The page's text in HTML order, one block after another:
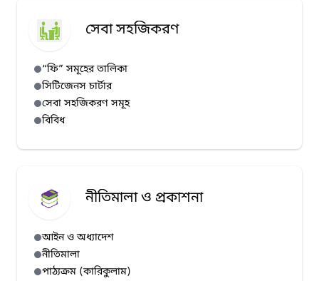
সেবা সহজিকরণ
“ফি” সমূহের তালিকা
সিটিজেনস চার্টার
সেবা সহজিকরণ সমূহ
বিবিধ
নীতিমালা ও প্রকাশনা
আইন ও অধ্যাদেশ
নীতিমালা
পাঠ্যক্রম (কারিকুলাম)